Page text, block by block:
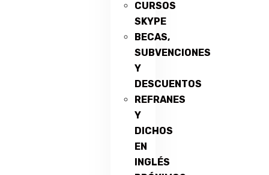
CURSOS
SKYPE
BECAS,
SUBVENCIONES
Y
DESCUENTOS
REFRANES
Y
DICHOS
EN
INGLÉS